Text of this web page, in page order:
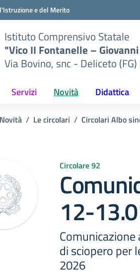
e del Merito
Istituto Comprensivo Statale
"Vico II Fontanelle –
Via Bovino, snc - Deliceto (FG)
Servizi Novità Didattica
Novità Le circolari Circolari Albo
Circolare 92
12-
di sciopero per
2026